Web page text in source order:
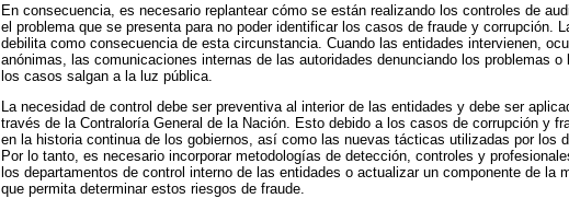
En consecuencia, es necesario replantear cómo se están realizando los controles de
el problema que se presenta para no poder identificar los casos de fraude y corrupción.
debilita como consecuencia de esta circunstancia. Cuando las entidades intervienen,
anónimas, las comunicaciones internas de las autoridades denunciando los problemas
los casos salgan a la luz pública.
La necesidad de control debe ser preventiva al interior de las entidades y debe ser
través de la Contraloría General de la Nación. Esto debido a los casos de corrupción y
en la historia continua de los gobiernos, así como las nuevas tácticas utilizadas por los
Por lo tanto, es necesario incorporar metodologías de detección, controles y
los departamentos de control interno de las entidades o actualizar un componente de la
que permita determinar estos riesgos de fraude.